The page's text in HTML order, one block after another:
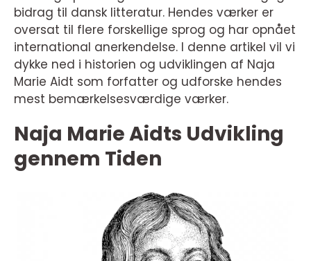
bidrag til dansk litteratur. Hendes værker er
oversat til flere forskellige sprog og har opnået
international anerkendelse. I denne artikel vil vi
dykke ned i historien og udviklingen af Naja
Marie Aidt som forfatter og udforske hendes
mest bemærkelsesværdige værker.
Naja Marie Aidts Udvikling
gennem Tiden